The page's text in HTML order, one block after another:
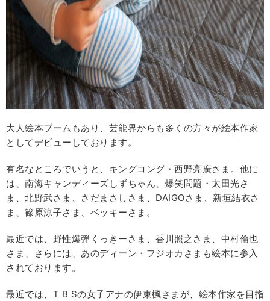
大人絵本ブームもあり、芸能界からも多くの方々が絵本作家
としてデビューしております。
有名なところでいうと、キングコング・西野亮廣さま。他に
は、南海キャンディーズしずちゃん、爆笑問題・太田光さ
ま、北野武さま、さだまさしさま、DAIGOさま、新垣結衣さ
ま、篠原涼子さま、ベッキーさま。
最近では、野性爆弾くっきーさま、香川照之さま、中村倫也
さま、さらには、あのディーン・フジオカさまも絵本に参入
されております。
最近では、T B Sの女子アナの伊東楓さまが、絵本作家を目指